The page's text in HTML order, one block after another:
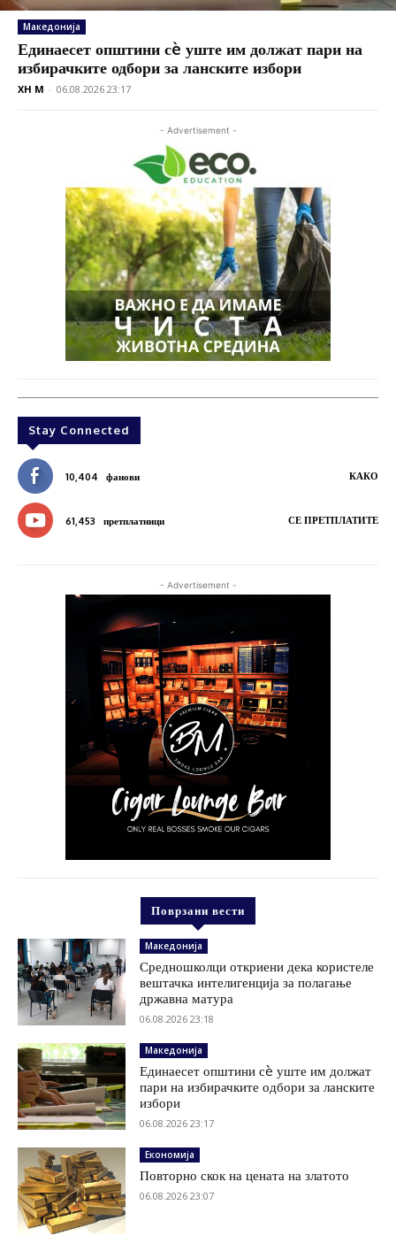
Македонија
Единаесет општини сè уште им должат пари на
избирачките одбори за ланските избори
XH M - 06.08.2026 23:17
- Advertisement -
Stay Connected
10,404 фанови КАКО
61,453 претплатници СЕ ПРЕТПЛАТИТЕ
- Advertisement -
Поврзани вести
Македонија
Средношколци откриени дека користеле
вештачка интелигенција за полагање
државна матура
06.08.2026 23:18
Македонија
Единаесет општини сè уште им должат
пари на избирачките одбори за ланските
избори
06.08.2026 23:17
Економија
Повторно скок на цената на златото
06.08.2026 23:07